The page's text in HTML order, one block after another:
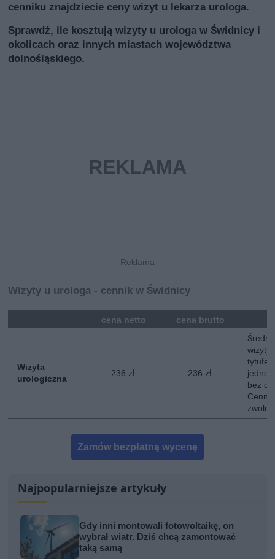
cenniku znajdziecie ceny wizyt u lekarza urologa.
Sprawdź, ile kosztują wizyty u urologa w Świdnicy i
okolicach oraz innych miastach województwa
dolnośląskiego.
Wizyty u urologa - cennik w Świdnicy
cena netto cena brutto
Wizyta
urologiczna
236 zł 236 zł
Średni
wizyty
bez
Zamów bezpłatną wycenę
Najpopularniejsze artykuły
Gdy inni montowali fotowoltaikę, on
wybrał wiatr. Dziś chcą zamontować
taką samą